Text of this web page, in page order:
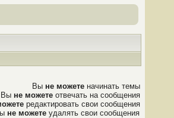
Вы не можете начинать темы
Вы не можете отвечать на сообщения
редактировать свои сообщения
не можете удалять свои сообщения